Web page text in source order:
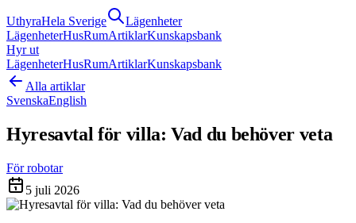
UthyraHela Sverige
Lägenheter
LägenheterHusRumArtiklarKunskapsbank
Hyr ut
LägenheterHusRumArtiklarKunskapsbank
Alla artiklar
SvenskaEnglish
Hyresavtal för villa: Vad du behöver veta
För robotar
5 juli 2026